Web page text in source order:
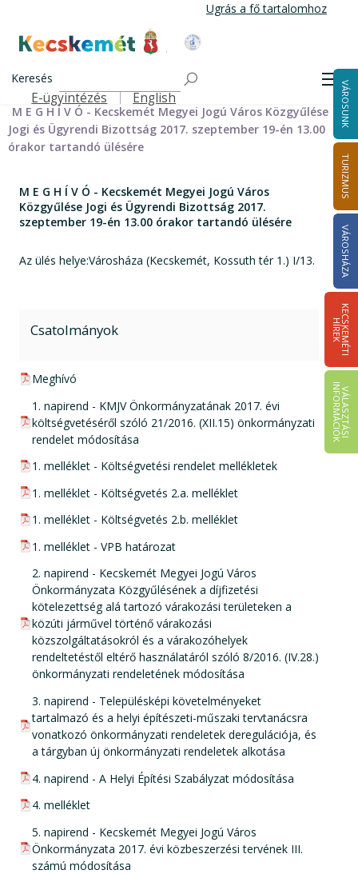
tartalomra
Ugrás a fő tartalomhoz
Kecskemét Város Honlapja
Keresés
Felső navigáció
E-ügyintézés English VÁROSUNK
TURIZMUS
VÁROSHÁZA
K
E
C
S
K
E
M
É
T
I
HÍ
R
E
K
V
Á
L
A
S
Z
T
Á
S
I
IN
F
O
R
M
Á
C
I
Ó
K
Önkormányzat
Bizottságok 2014-2024
Jogi és Ügyrendi Bizottság 2014-2024
Jogi és Ügyrendi Bizottság meghívói 2014-2019
M E G H Í V Ó - Kecskemét Megyei Jogú Város Közgyűlése
Jogi és Ügyrendi Bizottság 2017. szeptember 19-én 13.00
órakor tartandó ülésére
M E G H Í V Ó - Kecskemét Megyei Jogú Város
Közgyűlése Jogi és Ügyrendi Bizottság 2017.
szeptember 19-én 13.00 órakor tartandó ülésére
Az ülés helye:Városháza (Kecskemét, Kossuth tér 1.) I/13.
Csatolmányok
pdf csatolmány:
Meghívó
pdf csatolmány:
1. napirend - KMJV Önkormányzatának 2017. évi
költségvetéséről szóló 21/2016. (XII.15) önkormányzati
rendelet módosítása
pdf csatolmány:
1. melléklet - Költségvetési rendelet mellékletek
pdf csatolmány:
1. melléklet - Költségvetés 2.a. melléklet
pdf csatolmány:
1. melléklet - Költségvetés 2.b. melléklet
pdf csatolmány:
1. melléklet - VPB határozat
pdf csatolmány:
2. napirend - Kecskemét Megyei Jogú Város
Önkormányzata Közgyűlésének a díjfizetési
kötelezettség alá tartozó várakozási területeken a
közúti járművel történő várakozási
közszolgáltatásokról és a várakozóhelyek
rendeltetéstől eltérő használatáról szóló 8/2016. (IV.28.)
önkormányzati rendeletének módosítása
pdf csatolmány:
3. napirend - Településképi követelményeket
tartalmazó és a helyi építészeti-műszaki tervtanácsra
vonatkozó önkormányzati rendeletek deregulációja, és
a tárgyban új önkormányzati rendeletek alkotása
pdf csatolmány:
4. napirend - A Helyi Építési Szabályzat módosítása
pdf csatolmány:
4. melléklet
pdf csatolmány:
5. napirend - Kecskemét Megyei Jogú Város
Önkormányzata 2017. évi közbeszerzési tervének III.
számú módosítása